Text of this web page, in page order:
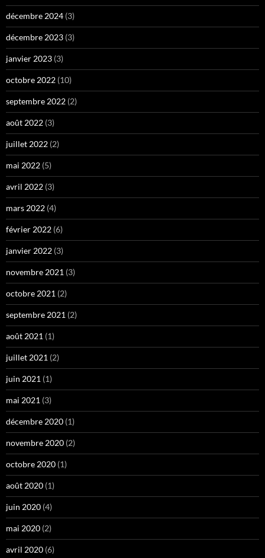
décembre 2024 (3)
décembre 2023 (3)
janvier 2023 (3)
octobre 2022 (10)
septembre 2022 (2)
août 2022 (3)
juillet 2022 (2)
mai 2022 (5)
avril 2022 (3)
mars 2022 (4)
février 2022 (6)
janvier 2022 (3)
novembre 2021 (3)
octobre 2021 (2)
septembre 2021 (2)
août 2021 (1)
juillet 2021 (2)
juin 2021 (1)
mai 2021 (3)
décembre 2020 (1)
novembre 2020 (2)
octobre 2020 (1)
août 2020 (1)
juin 2020 (4)
mai 2020 (2)
avril 2020 (6)